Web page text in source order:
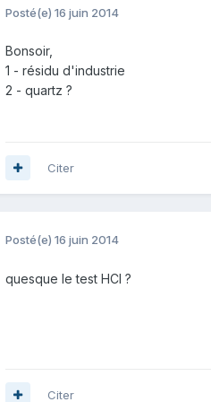
Posté(e) 16 juin 2014
Bonsoir,
1 - résidu d'industrie
2 - quartz ?
Citer
Posté(e) 16 juin 2014
quesque le test HCI ?
Citer